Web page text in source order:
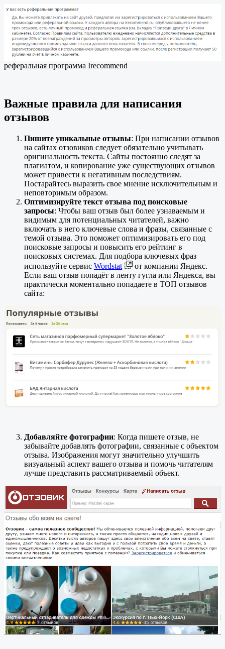
реферальная программа Irecommend
Важные правила для написания
отзывов
Пишите уникальные отзывы: При написании отзывов
на сайтах отзовиков следует обязательно учитывать
оригинальность текста. Сайты постоянно следят за
плагиатом, и копирование уже существующих отзывов
может привести к негативным последствиям.
Постарайтесь выразить свое мнение исключительным и
неповторимым образом.
Оптимизируйте текст отзыва под поисковые
запросы: Чтобы ваш отзыв был более узнаваемым и
видимым для потенциальных читателей, важно
включать в него ключевые слова и фразы, связанные с
темой отзыва. Это поможет оптимизировать его под
поисковые запросы и повысить его рейтинг в
поисковых системах. Для подбора ключевых фраз
используйте сервис Wordstat
от компании Яндекс.
Если ваш отзыв попадёт в ленту гугла или Яндекса, вы
практически моментально попадаете в ТОП отзывов
сайта:
Добавляйте фотографии: Когда пишете отзыв, не
забывайте добавлять фотографии, связанные с объектом
отзыва. Изображения могут значительно улучшить
визуальный аспект вашего отзыва и помочь читателям
лучше представить рассматриваемый объект.